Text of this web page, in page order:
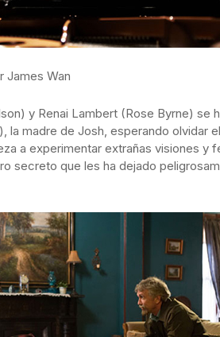
James Wan
y Renai Lambert (Rose Byrne) se
la madre de Josh, esperando olvidar
a experimentar extrañas visiones y
secreto que les ha dejado